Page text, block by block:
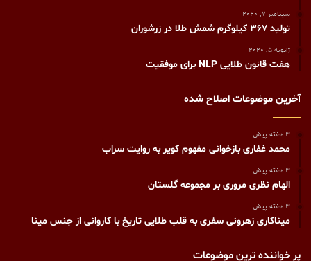
سپتامبر 7, 2020
تولید ۳۶۷ کیلوگرم شمش طلا در زرشوران
ژانویه 5, 2020
هفت قانون طلایی NLP برای موفقیت
آخرین موضوعات اصلاح شده
3 هفته پیش
محمد غفاری بازخوانی مفهوم کویر به روایت سراب
3 هفته پیش
الهام نظری مروری بر مجموعه گلستان
3 هفته پیش
میناکاری زهرونی سفری به قلب طلایی تاریخ با کاروانی از جنس مینا
پر خواننده ترین موضوعات